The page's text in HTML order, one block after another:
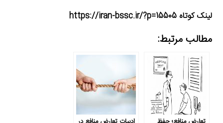
لینک کوتاه https://iran-bssc.ir/?p=15505
مطالب مرتبط: